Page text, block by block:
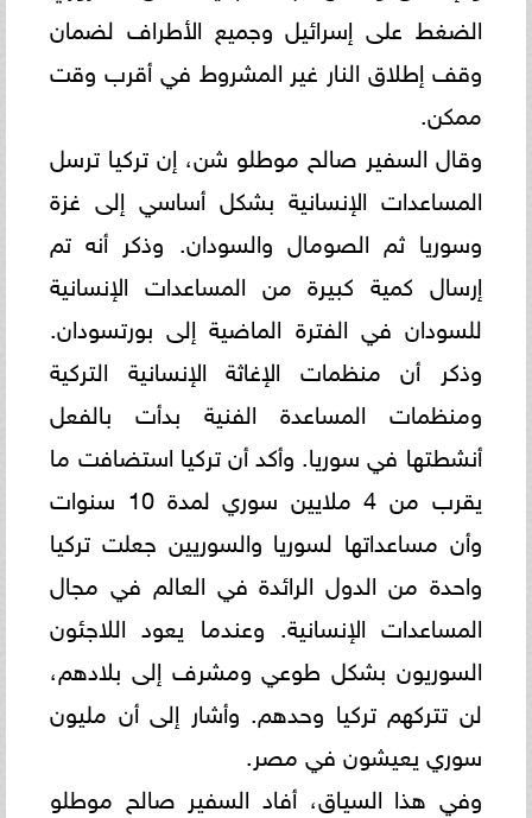
الضغط على إسرائيل وجميع الأطراف لضمان
وقف إطلاق النار غير ‏المشروط في أقرب وقت
ممكن.‏
وقال السفير صالح موطلو شن، إن تركيا ترسل
المساعدات الإنسانية بشكل أساسي إلى غزة
وسوريا ثم الصومال والسودان. ‏وذكر أنه تم
إرسال كمية كبيرة من المساعدات الإنسانية
للسودان في الفترة الماضية إلى بورتسودان.
وذكر أن منظمات الإغاثة ‏الإنسانية التركية
ومنظمات المساعدة الفنية بدأت بالفعل
أنشطتها في سوريا. وأكد أن تركيا استضافت ما
يقرب من 4 ملايين ‏سوري لمدة 10 سنوات
وأن مساعداتها لسوريا والسوريين جعلت تركيا
واحدة من الدول الرائدة في العالم في مجال
المساعدات ‏الإنسانية. وعندما يعود اللاجئون
السوريون بشكل طوعي ومشرف إلى بلادهم،
لن تتركهم تركيا وحدهم. وأشار إلى أن مليون
‏سوري يعيشون في مصر. ‏
‎وفي هذا السياق، أفاد السفير صالح موطلو